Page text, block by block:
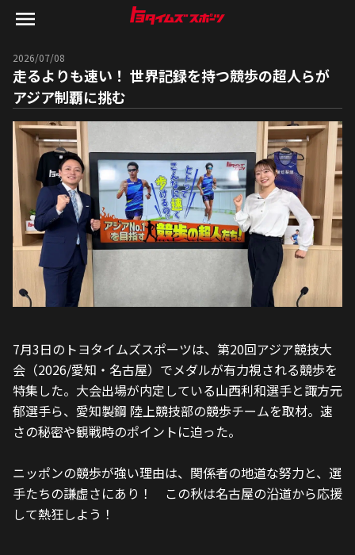
2026/07/08
走るよりも速い！ 世界記録を持つ競歩の超人らが
アジア制覇に挑む
7月3日のトヨタイムズスポーツは、第20回アジア競技大
会（2026/愛知・名古屋）でメダルが有力視される競歩を
特集した。大会出場が内定している山西利和選手と諏方元
郁選手ら、愛知製鋼 陸上競技部の競歩チームを取材。速
さの秘密や観戦時のポイントに迫った。
ニッポンの競歩が強い理由は、関係者の地道な努力と、選
手たちの謙虚さにあり！　この秋は名古屋の沿道から応援
して熱狂しよう！